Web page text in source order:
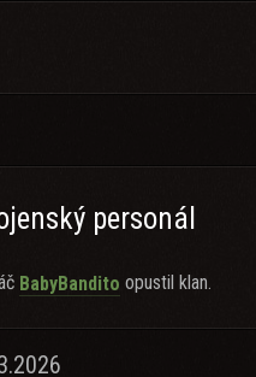
personál
BabyBandito opustil klan.